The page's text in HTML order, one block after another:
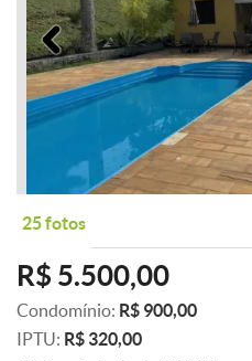
Anterior
25 fotos
R$ 5.500,00
Condomínio: R$ 900,00
IPTU: R$ 320,00